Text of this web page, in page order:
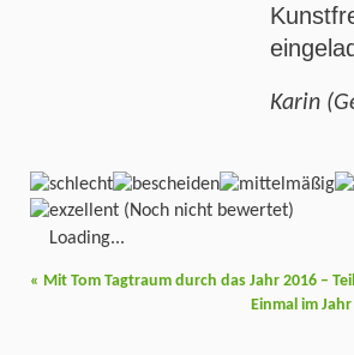
Karin
(Noch nicht bewertet)
Loading...
« Mit Tom Tagtraum durch das Jahr 2016 –
Einmal im